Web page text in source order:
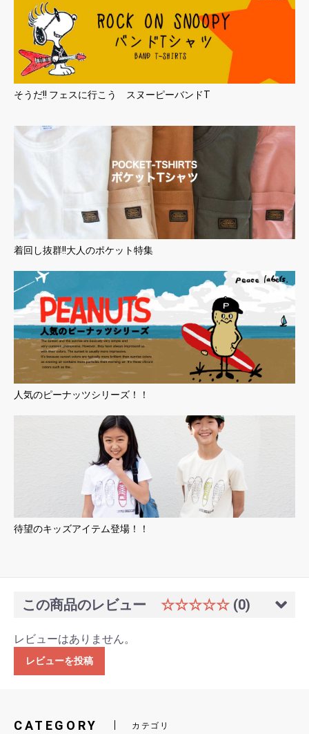
そうだ!! フェスに行こう スヌーピーバンドT
着回し抜群!!大人のポケット特集
人気のピーナッツシリーズ！！
待望のキッズアイテム登場！！
この商品のレビュー ☆☆☆☆☆ (0)
レビューはありません。
レビューを投稿
CATEGORY カテゴリ